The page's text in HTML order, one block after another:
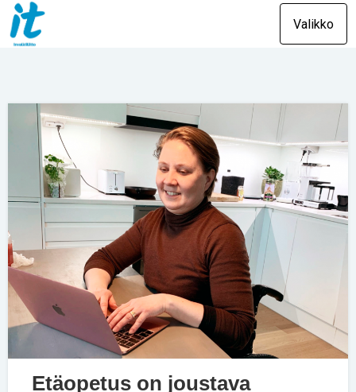
Valikko
Etäopetus on joustava